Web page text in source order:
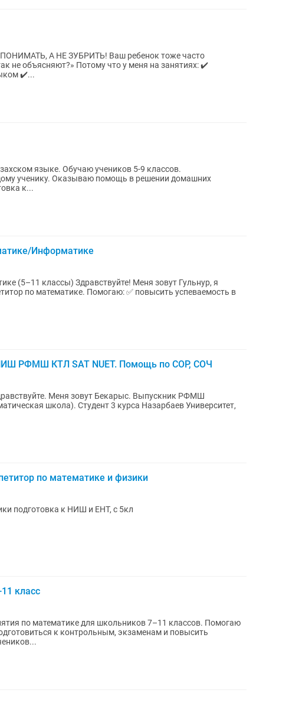
ЗУБРИТЬ! Ваш ребенок тоже часто
что у меня на занятиях: ✔️
✔️...
учеников 5-9 классов.
в решении домашних
к...
Информатике
Меня зовут Гульнур, я
✅ повысить успеваемость в
РФМШ КТЛ SAT NUET. Помощь по СОР, СОЧ
школа). Студент 3 курса Назарбаев Университет,
по математике и физики
подготовка к НИШ и ЕНТ, с 5кл
класс
по математике для школьников 7–11 классов. Помогаю
к контрольным, экзаменам и повысить